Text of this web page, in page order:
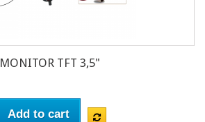
MONITOR TFT 3,5"
Add to cart